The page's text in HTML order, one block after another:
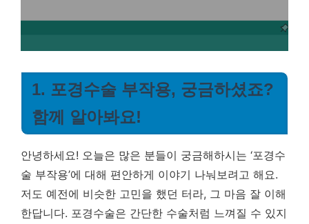
1. 포경수술 부작용, 궁금하셨죠?
함께 알아봐요!
안녕하세요! 오늘은 많은 분들이 궁금해하시는 ‘포경수
술 부작용’에 대해 편안하게 이야기 나눠보려고 해요.
저도 예전에 비슷한 고민을 했던 터라, 그 마음 잘 이해
한답니다. 포경수술은 간단한 수술처럼 느껴질 수 있지